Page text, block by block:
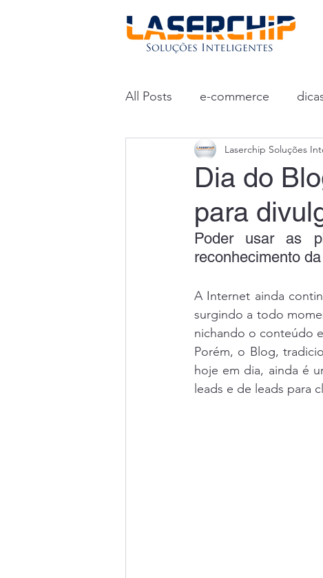
All Posts e-commerce
Dia do
para
Laserchip Soluções
Poder usar as
reconhecimento
A Internet ainda
surgindo a todo
nichando o conteúdo
Porém, o Blog,
hoje em dia, ainda é
leads e de leads para